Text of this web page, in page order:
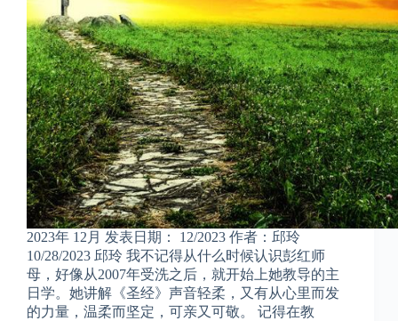
2023年 12月 发表日期： 12/2023 作者：邱玲
10/28/2023 邱玲 我不记得从什么时候认识彭红师
母，好像从2007年受洗之后，就开始上她教导的主
日学。她讲解《圣经》声音轻柔，又有从心里而发
的力量，温柔而坚定，可亲又可敬。 记得在教